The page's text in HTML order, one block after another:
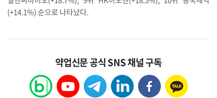
(+14.1%)순으로 나타났다.
약업신문 공식 SNS 채널 구독